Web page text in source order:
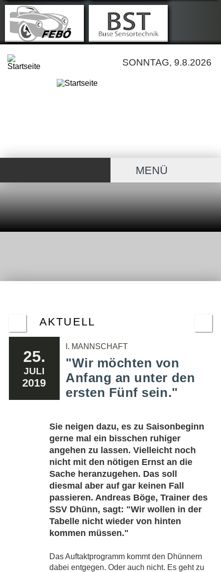
SONNTAG, 9.8.2026
MENÜ
AKTUELL
25.
JULI
2019
I. MANNSCHAFT
"Wir möchten von
Anfang an unter den
ersten Fünf sein."
Sie neigen dazu, es zu Saisonbeginn
gerne mal ein bisschen ruhiger
angehen zu lassen. Vielleicht noch
nicht mit den nötigen Ernst an die
Sache heranzugehen. Das soll
diesmal aber auf gar keinen Fall
passieren. Andreas Böge, Trainer des
SSV Dhünn, sagt: "Wir wollen in der
Tabelle nicht wieder von hinten
kommen müssen."
Das Auftaktprogramm kommt den Dhünnern
dabei entgegen. Oder auch nicht. Es geht zu